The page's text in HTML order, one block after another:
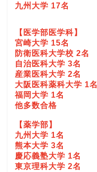
九州大学 17名
【医学部医学科】
宮崎大学 15名
防衛医科大学校 2名
自治医科大学 3名
産業医科大学 2名
大阪医科薬科大学 1名
福岡大学 1名
他多数合格
【薬学部】
九州大学 1名
熊本大学 3名
慶応義塾大学 1名
東京理科大学 2名